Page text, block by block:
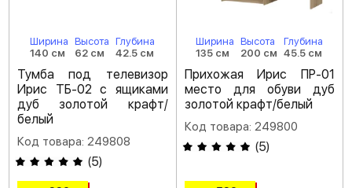
Ширина
140 см
Высота
62 см
Глубина
42.5 см
Тумба под телевизор
Ирис ТБ-02 с ящиками
дуб золотой крафт/
белый
Код товара: 249808
(5)
Ширина
135 см
Высота
200 см
Глубина
45.5 см
Прихожая Ирис ПР-01
место для обуви дуб
золотой крафт/белый
Код товара: 249800
(5)